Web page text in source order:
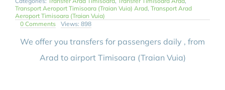
Transport Aeroport Timisoara (Traian Vuia) Arad, Transport Arad
Aeroport Timisoara (Traian Vuia)
0 Commentson
airport
transfers
from
Arad
Views: 898
We offer you transfers for passengers daily , from
Arad to airport Timisoara (Traian Vuia)